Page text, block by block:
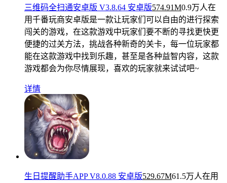
三维码全扫通安卓版 V3.8.64 安卓版574.91M0.9万人在
用千番玩商安卓版是一款让玩家们可以自由的进行探索
闯关的游戏，在这款游戏中玩家们要不断的寻找更快更
便捷的过关方法，挑战各种新奇的关卡，每一位玩家都
能在这款游戏中找到乐趣，甚至是各种益智内容，这款
游戏都会为你尽情展现，喜欢的玩家就来试试吧~
详情
生日提醒助手APP V8.0.88 安卓版529.67M61.5万人在用